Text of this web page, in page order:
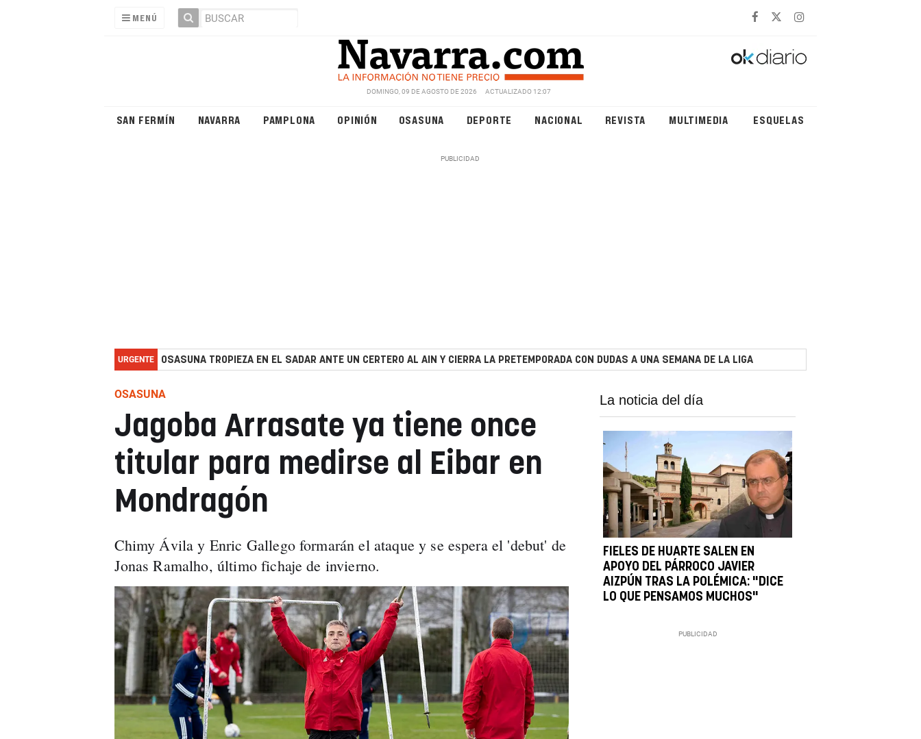
MENÚ
DOMINGO, 09 DE AGOSTO DE 2026 ACTUALIZADO 12:07
SAN FERMÍN NAVARRA PAMPLONA OPINIÓN OSASUNA DEPORTE NACIONAL REVISTA MULTIMEDIA ESQUELAS
URGENTE OSASUNA TROPIEZA EN EL SADAR ANTE UN CERTERO AL AIN Y CIERRA LA PRETEMPORADA CON DUDAS A UNA SEMANA DE LA LIGA
OSASUNA
Jagoba Arrasate ya tiene once
titular para medirse al Eibar en
Mondragón
Chimy Ávila y Enric Gallego formarán el ataque y se espera el 'debut' de
Jonas Ramalho, último fichaje de invierno.
La noticia del día
FIELES DE HUARTE SALEN EN
APOYO DEL PÁRROCO JAVIER
AIZPÚN TRAS LA POLÉMICA: "DICE
LO QUE PENSAMOS MUCHOS"